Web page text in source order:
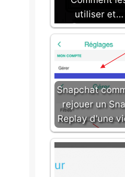
utiliser et…
Snapchat
rejouer un
Replay d'une